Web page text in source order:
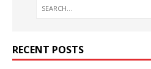
RECENT POSTS